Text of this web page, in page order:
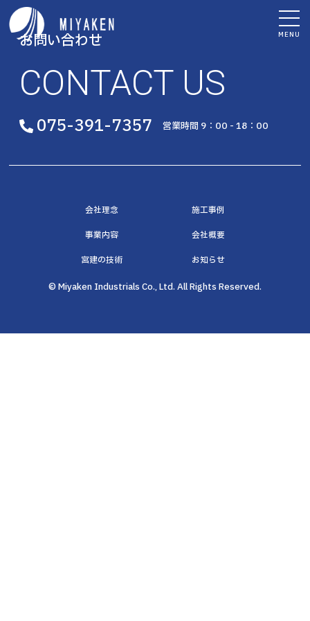
MENU
お問い合わせ
CONTACT US
075-391-7357 営業時間 9：00 - 18：00
会社理念 施工事例
事業内容 会社概要
宮建の技術 お知らせ
© Miyaken Industrials Co., Ltd. All Rights Reserved.